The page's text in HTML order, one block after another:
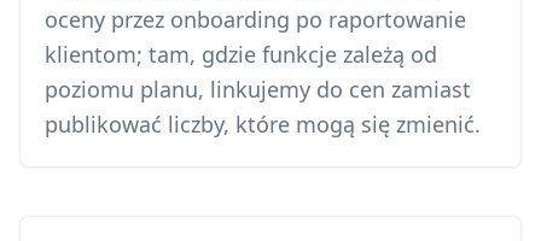
oceny przez onboarding po raportowanie
klientom; tam, gdzie funkcje zależą od
poziomu planu, linkujemy do cen zamiast
publikować liczby, które mogą się zmienić.